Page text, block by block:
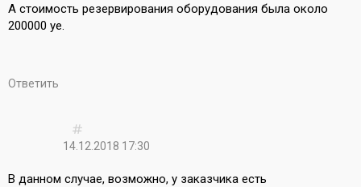
А стоимость резервирования оборудования была около
200000 уе.
Ответить
14.12.2018 17:30
В данном случае, возможно, у заказчика есть